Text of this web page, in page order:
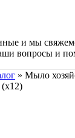
и мы
вопросы и
» Мыло